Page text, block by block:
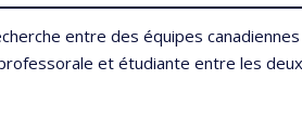
entre des équipes
et étudiante entre les